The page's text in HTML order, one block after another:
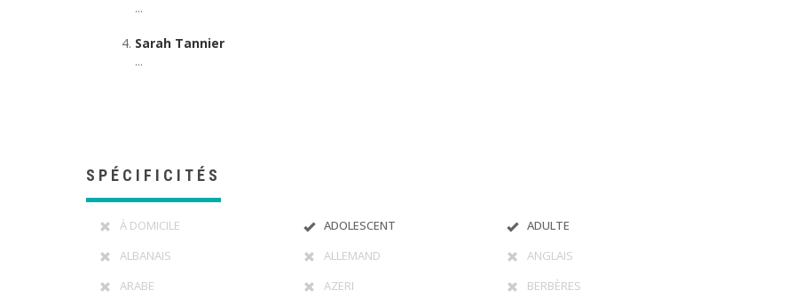
...
Sarah Tannier
...
SPÉCIFICITÉS
À DOMICILE ADOLESCENT
ADULTE
ALBANAIS
ALLEMAND
ANGLAIS
ARABE
AZERI
BERBÈRES